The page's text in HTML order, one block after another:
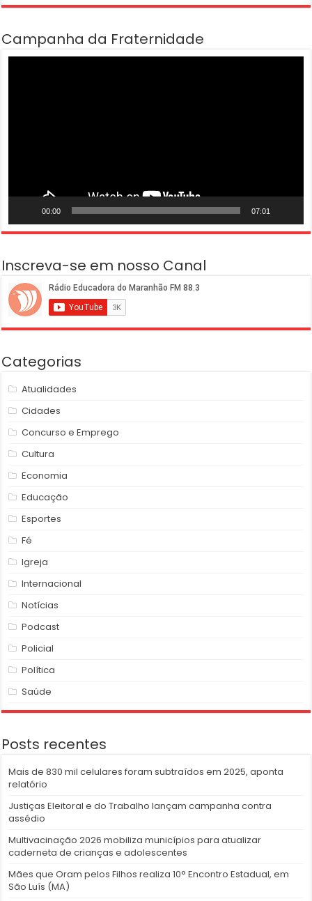
Campanha da Fraternidade
00:00 07:01
Inscreva-se em nosso Canal
Categorias
Atualidades
Cidades
Concurso e Emprego
Cultura
Economia
Educação
Esportes
Fé
Igreja
Internacional
Notícias
Podcast
Policial
Política
Saúde
Posts recentes
Mais de 830 mil celulares foram subtraídos em 2025, aponta
relatório
Justiças Eleitoral e do Trabalho lançam campanha contra
assédio
Multivacinação 2026 mobiliza municípios para atualizar
caderneta de crianças e adolescentes
Mães que Oram pelos Filhos realiza 10° Encontro Estadual, em
São Luís (MA)